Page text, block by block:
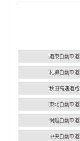
道東自動車道
札樽自動車道
秋田高速道路
東北自動車道
関越自動車道
中央自動車道